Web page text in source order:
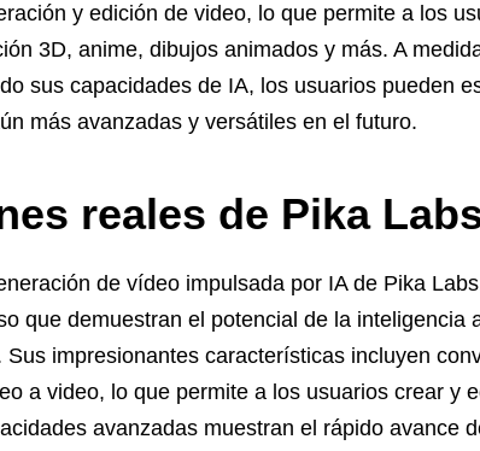
y edición de video, lo que permite a los
3D, anime, dibujos animados y más. A
sus capacidades de IA, los usuarios pueden
más avanzadas y versátiles en el futuro.
reales de Pika
de vídeo impulsada por IA de Pika
que demuestran el potencial de la inteligencia
impresionantes características incluyen
a video, lo que permite a los usuarios crear y
avanzadas muestran el rápido avance